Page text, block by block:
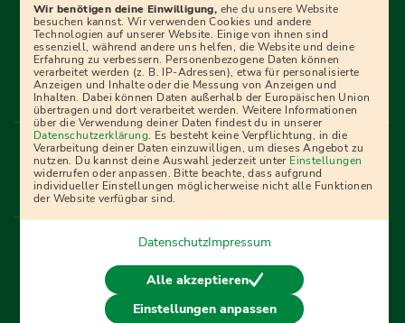
Ratgebern und Prüfungspaketen, interaktiven
Videokursen und vielem mehr. Für alle, die was werden
wollen!
Menü Fußleiste
Impressum Bildquellen Presse
Mediadaten
Partner
AGB Datenschutz
Widerrufsbelehrung
Bestellung
Affiliate Partner Cookies
Vertrag widerrufen
© 2026 Ausbildungspark Verlag. Alle Rechte vorbehalten.
Wir benötigen deine Einwilligung, ehe du unsere Website
besuchen kannst. Wir verwenden Cookies und andere
Technologien auf unserer Website. Einige von ihnen sind
essenziell, während andere uns helfen, die Website und deine
Erfahrung zu verbessern. Personenbezogene Daten können
verarbeitet werden (z. B. IP-Adressen), etwa für personalisierte
Anzeigen und Inhalte oder die Messung von Anzeigen und
Inhalten. Dabei können Daten außerhalb der Europäischen Union
übertragen und dort verarbeitet werden. Weitere Informationen
über die Verwendung deiner Daten findest du in unserer
Datenschutzerklärung. Es besteht keine Verpflichtung, in die
Verarbeitung deiner Daten einzuwilligen, um dieses Angebot zu
nutzen. Du kannst deine Auswahl jederzeit unter Einstellungen
widerrufen oder anpassen. Bitte beachte, dass aufgrund
individueller Einstellungen möglicherweise nicht alle Funktionen
der Website verfügbar sind.
DatenschutzImpressum
Alle akzeptieren
Einstellungen anpassen